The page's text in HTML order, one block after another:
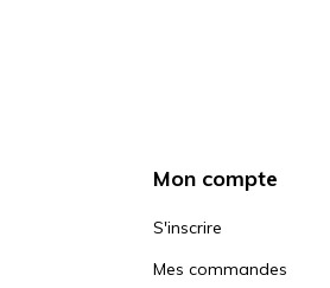
Mon compte
S'inscrire
Mes commandes